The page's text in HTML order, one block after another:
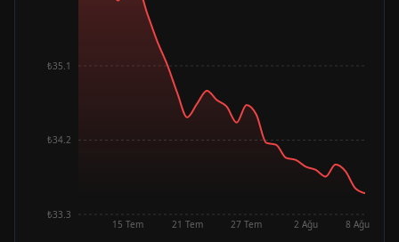
15 Tem 21 Tem 27 Tem 2 Ağu 8 Ağu
₺33.3
₺34.2
₺35.1